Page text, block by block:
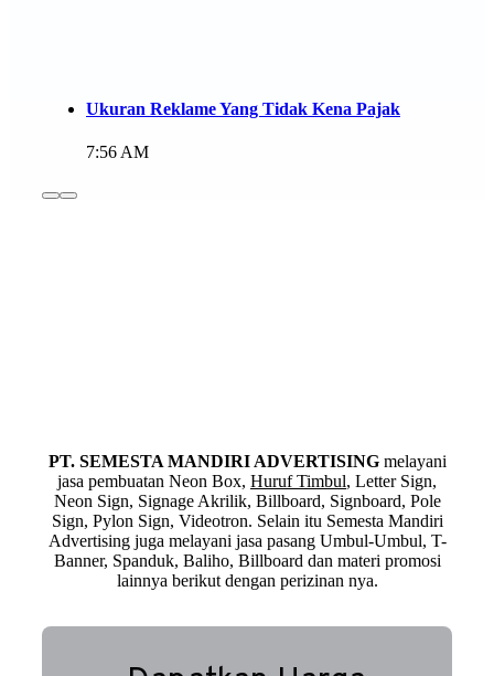
Ukuran Reklame Yang Tidak Kena Pajak
7:56 AM
PT. SEMESTA MANDIRI ADVERTISINGmelayani
jasa pembuatan Neon Box, Huruf Timbul, Letter Sign,
Neon Sign, Signage Akrilik, Billboard, Signboard, Pole
Sign, Pylon Sign, Videotron. Selain itu Semesta Mandiri
Advertising juga melayani jasa pasang Umbul-Umbul, T-
Banner, Spanduk, Baliho, Billboard dan materi promosi
lainnya berikut dengan perizinan nya.